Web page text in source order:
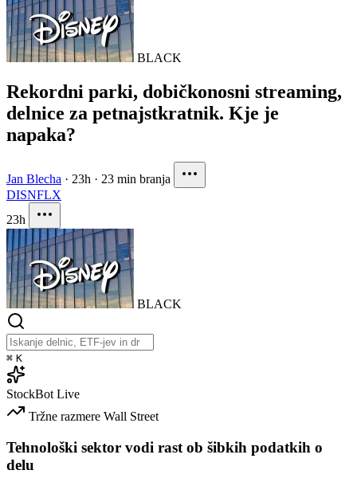
BLACK
Rekordni parki, dobičkonosni streaming,
delnice za petnajstkratnik. Kje je
napaka?
Jan Blecha · 23h · 23 min branja
DISNFLX
23h
BLACK
⌘ K
StockBot Live
Tržne razmere Wall Street
Tehnološki sektor vodi rast ob šibkih podatkih o
delu